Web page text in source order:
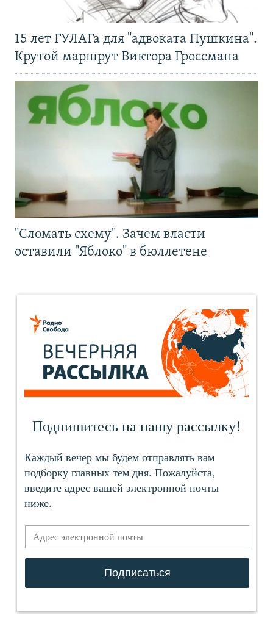
15 лет ГУЛАГа для "адвоката Пушкина".
Крутой маршрут Виктора Гроссмана
"Сломать схему". Зачем власти
оставили "Яблоко" в бюллетене